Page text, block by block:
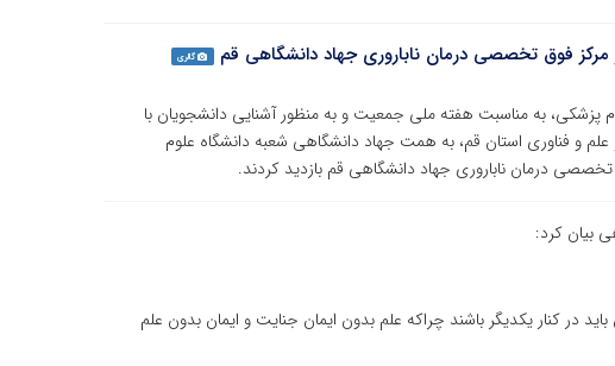
مرکز فوق تخصصی درمان ناباروری جهاد دانشگاهی قم گالری
پزشکی، به مناسبت هفته ملی جمعیت و به منظور آشنایی دانشجویان با
و فناوری استان قم، به همت جهاد دانشگاهی شعبه دانشگاه علوم
درمان ناباروری جهاد دانشگاهی قم بازدید کردند.
بیان کرد:
در کنار یکدیگر باشند چراکه علم بدون ایمان جنایت و ایمان بدون علم